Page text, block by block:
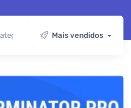
Mais vendidos